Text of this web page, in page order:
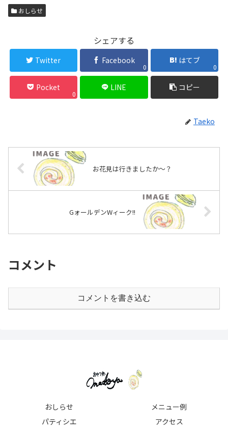
おしらせ
シェアする
Twitter Facebook
0
はてブ
0
Pocket
0
LINE コピー
Taeko
お花見は行きましたか〜？
GォールデンWィーク!!
コメント
コメントを書き込む
おしらせ
メニュー例
パティシエ
アクセス